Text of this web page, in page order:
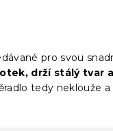
pro svou
drží stálý tvar
tedy neklouže